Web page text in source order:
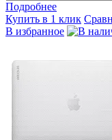
Подробнее
Купить в 1 клик
В избранное